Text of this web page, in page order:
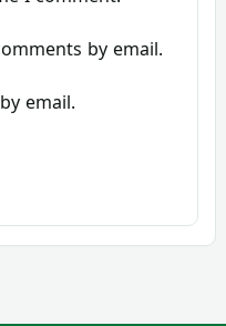
by email.
email.